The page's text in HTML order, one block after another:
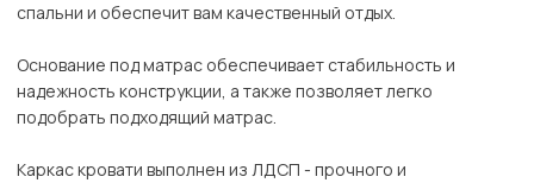
спальни и обеспечит вам качественный отдых.
Основание под матрас обеспечивает стабильность и
надежность конструкции, а также позволяет легко
подобрать подходящий матрас.
Каркас кровати выполнен из ЛДСП - прочного и